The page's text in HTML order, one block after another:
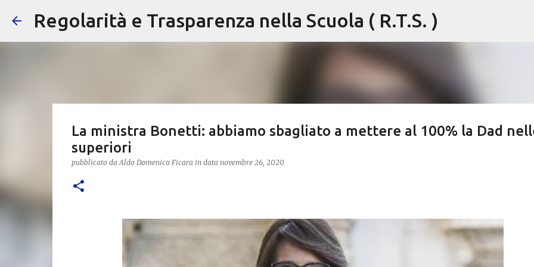
Passa ai contenuti principali
Regolarità e Trasparenza nella Scuola ( R.T.S. )
La ministra Bonetti: abbiamo sbagliato a mettere al 100% la Dad
superiori
pubblicato daAldo Domenico Ficara in data novembre 26, 2020